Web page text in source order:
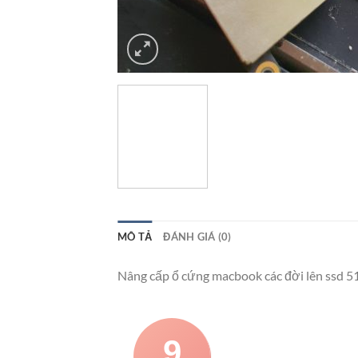
MÔ TẢ ĐÁNH GIÁ (0)
Nâng cấp ổ cứng macbook các đời lên ssd